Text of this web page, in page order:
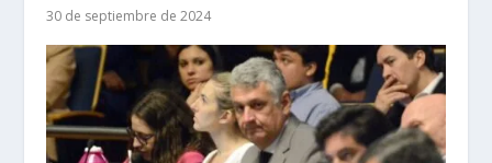
30 de septiembre de 2024